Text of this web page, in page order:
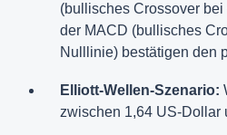
(bullisches Crossover
der MACD (bullisches
Nulllinie) bestätigen den
Elliott-Wellen-Szenario:
zwischen 1,64 US-Dollar